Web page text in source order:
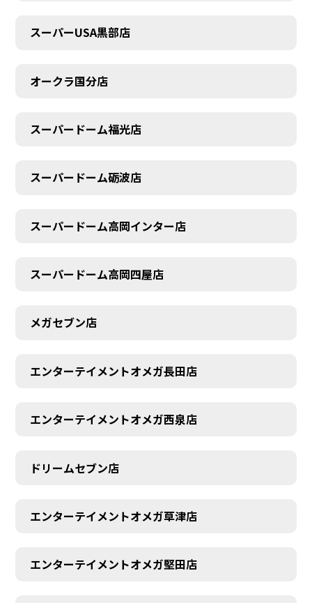
スーパーUSA黒部店
オークラ国分店
スーパードーム福光店
スーパードーム砺波店
スーパードーム高岡インター店
スーパードーム高岡四屋店
メガセブン店
エンターテイメントオメガ長田店
エンターテイメントオメガ西泉店
ドリームセブン店
エンターテイメントオメガ草津店
エンターテイメントオメガ堅田店